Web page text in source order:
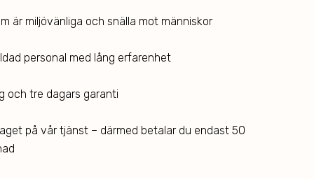
är miljövänliga och snälla mot människor
personal med lång erfarenhet
och tre dagars garanti
på vår tjänst – därmed betalar du endast 50